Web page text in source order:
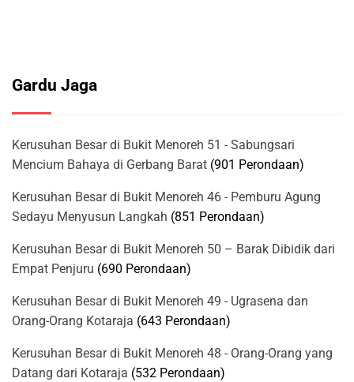
Gardu Jaga
Kerusuhan Besar di Bukit Menoreh 51 - Sabungsari
Mencium Bahaya di Gerbang Barat (901 Perondaan)
Kerusuhan Besar di Bukit Menoreh 46 - Pemburu Agung
Sedayu Menyusun Langkah (851 Perondaan)
Kerusuhan Besar di Bukit Menoreh 50 – Barak Dibidik dari
Empat Penjuru (690 Perondaan)
Kerusuhan Besar di Bukit Menoreh 49 - Ugrasena dan
Orang-Orang Kotaraja (643 Perondaan)
Kerusuhan Besar di Bukit Menoreh 48 - Orang-Orang yang
Datang dari Kotaraja (532 Perondaan)